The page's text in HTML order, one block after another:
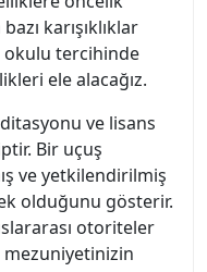
karışıklıklar
okulu tercihinde
ele alacağız.
ve lisans
Bir uçuş
ve yetkilendirilmiş
olduğunu gösterir.
otoriteler
mezuniyetinizin